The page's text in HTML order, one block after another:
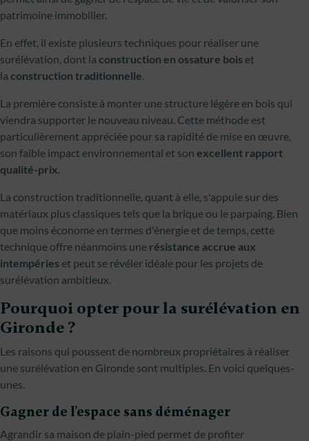
patrimoine immobilier.
En effet, il existe plusieurs techniques pour réaliser une
surélévation, dont la construction en ossature bois et
la construction traditionnelle.
La première consiste à monter une structure légère en bois qui
viendra supporter le nouveau niveau. Cette méthode est
particulièrement appréciée pour sa rapidité de mise en œuvre,
son faible impact environnemental et son excellent rapport
qualité-prix.
La construction traditionnelle, quant à elle, s'appuie sur des
matériaux plus classiques tels que la brique ou le parpaing. Bien
que moins économe en termes d'énergie et de temps, cette
technique offre néanmoins une résistance accrue aux
intempéries et peut se révéler idéale pour les projets de
surélévation ambitieux.
Pourquoi opter pour la surélévation en
Gironde ?
Les raisons qui poussent de nombreux propriétaires à réaliser
une surélévation en Gironde sont multiples. En voici quelques-
unes.
Gagner de l'espace sans déménager
Agrandir sa maison de plain-pied permet de profiter